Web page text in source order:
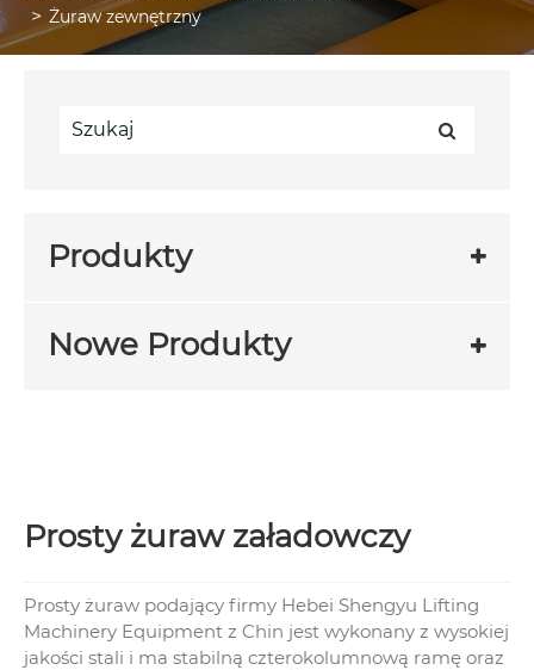
Żuraw zewnętrzny
Produkty
Nowe Produkty
Prosty żuraw załadowczy
Prosty żuraw podający firmy Hebei Shengyu Lifting
Machinery Equipment z Chin jest wykonany z wysokiej
jakości stali i ma stabilną czterokolumnową ramę oraz